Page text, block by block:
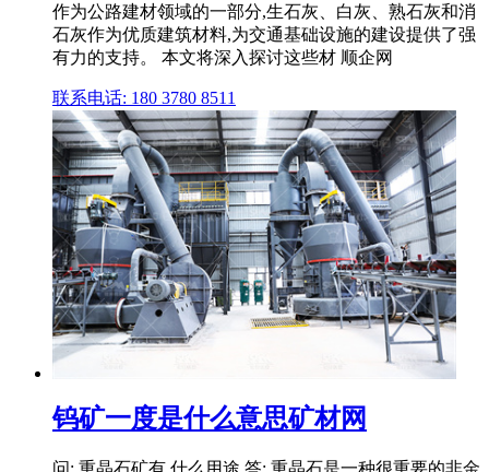
作为公路建材领域的一部分,生石灰、白灰、熟石灰和消
石灰作为优质建筑材料,为交通基础设施的建设提供了强
有力的支持。 本文将深入探讨这些材 顺企网
联系电话: 180 3780 8511
钨矿一度是什么意思矿材网
问: 重晶石矿有 什么用途 答: 重晶石是一种很重要的非金